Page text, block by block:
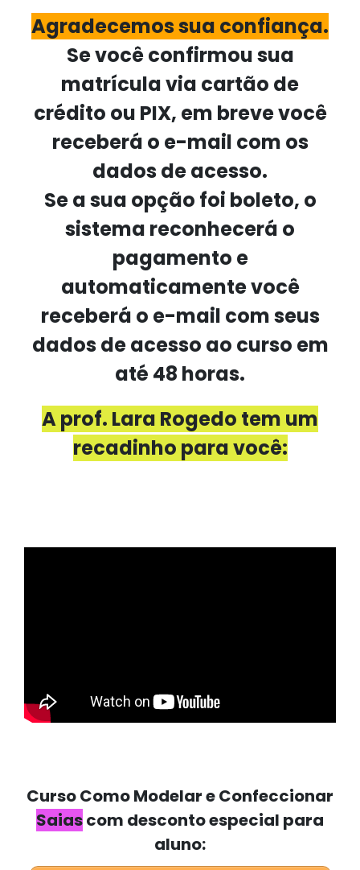
Agradecemos sua confiança.
Se você confirmou sua
matrícula via cartão de
crédito ou PIX, em breve você
receberá o e-mail com os
dados de acesso.
Se a sua opção foi boleto, o
sistema reconhecerá o
pagamento e
automaticamente você
receberá o e-mail com seus
dados de acesso ao curso em
até 48 horas.
A prof. Lara Rogedo tem um
recadinho para você:
Curso Como Modelar e Confeccionar
Saiascom desconto especial para
aluno: